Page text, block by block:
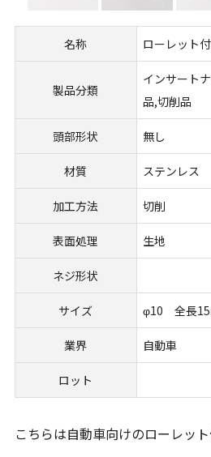
名称 ローレット
製品分類
インサート
品,切削品
頭部形状 無し
材質 ステンレス
加工方法 切削
表面処理 生地
ネジ形状
サイズ φ10 全長15
業界 自動車
ロット
こちらは自動車向けのローレット